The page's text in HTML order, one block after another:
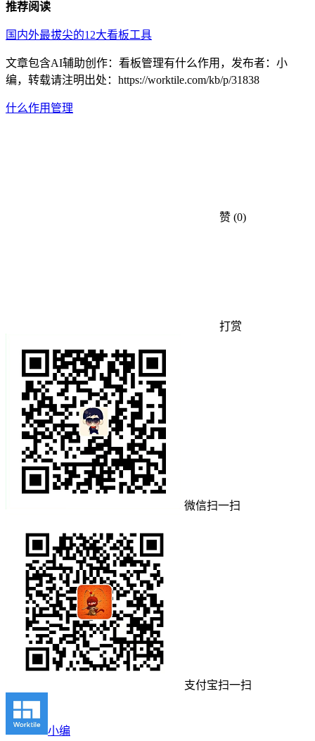
推荐阅读
国内外最拔尖的12大看板工具
文章包含AI辅助创作：看板管理有什么作用，发布者：小
编，转载请注明出处： https://worktile.com/kb/p/31838
什么作用 管理
赞 (0)
打赏
微信扫一扫
支付宝扫一扫
小编